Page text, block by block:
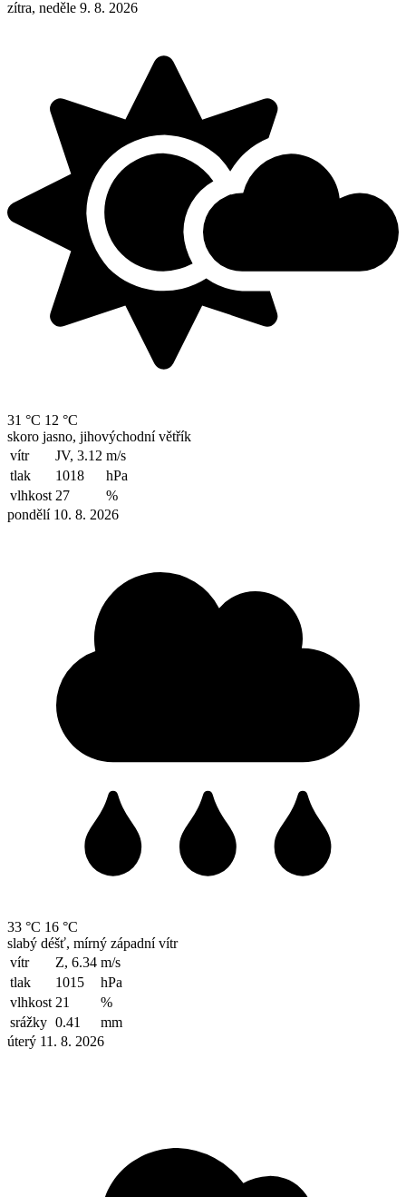
zítra, neděle 9. 8. 2026
31 °C 12 °C
skoro jasno, jihovýchodní větřík
vítr
JV, 3.12 m/s
tlak
1018
hPa
vlhkost 27
%
pondělí 10. 8. 2026
33 °C 16 °C
slabý déšť, mírný západní vítr
vítr
Z, 6.34 m/s
tlak
1015
hPa
vlhkost 21
%
srážky 0.41
mm
úterý 11. 8. 2026